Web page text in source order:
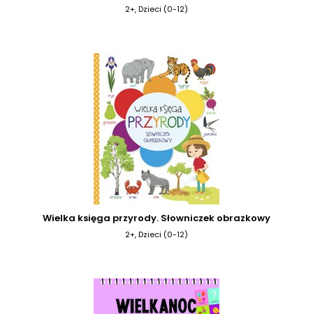
2+, Dzieci (0-12)
Wielka księga przyrody. Słowniczek obrazkowy
2+, Dzieci (0-12)